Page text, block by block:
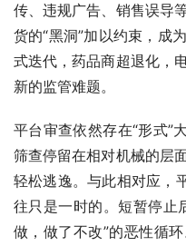
传、违规广告、销售误导
货的“黑洞”加以约束，成
式迭代，药品商超退化，
新的监管难题。
平台审查依然存在“形式”
筛查停留在相对机械的层
轻松逃逸。与此相对应，
往只是一时的。短暂停止
做，做了不改”的恶性循